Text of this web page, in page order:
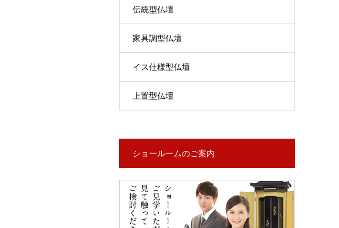
伝統型仏壇
家具調型仏壇
イス仕様型仏壇
上置型仏壇
ショールームのご案内